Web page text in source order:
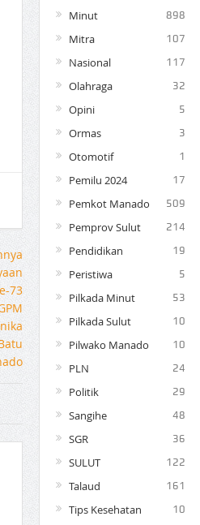
Minut 898
Mitra 107
Nasional 117
Olahraga 32
Opini 5
Ormas 3
Otomotif 1
Pemilu 2024 17
Pemkot Manado 509
Pemprov Sulut 214
Pendidikan 19
Peristiwa 5
Pilkada Minut 53
Pilkada Sulut 10
Pilwako Manado 10
PLN 24
Politik 29
Sangihe 48
SGR 36
SULUT 122
Talaud 161
Tips Kesehatan 10